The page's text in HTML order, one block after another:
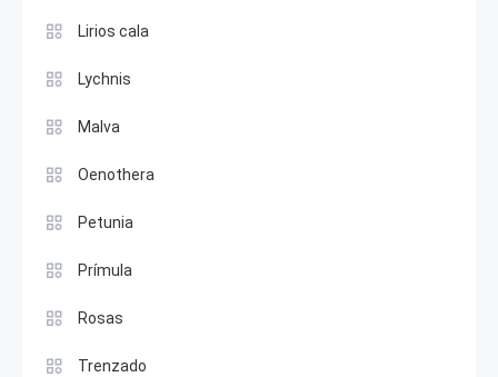
Lirios cala
Lychnis
Malva
Oenothera
Petunia
Prímula
Rosas
Trenzado